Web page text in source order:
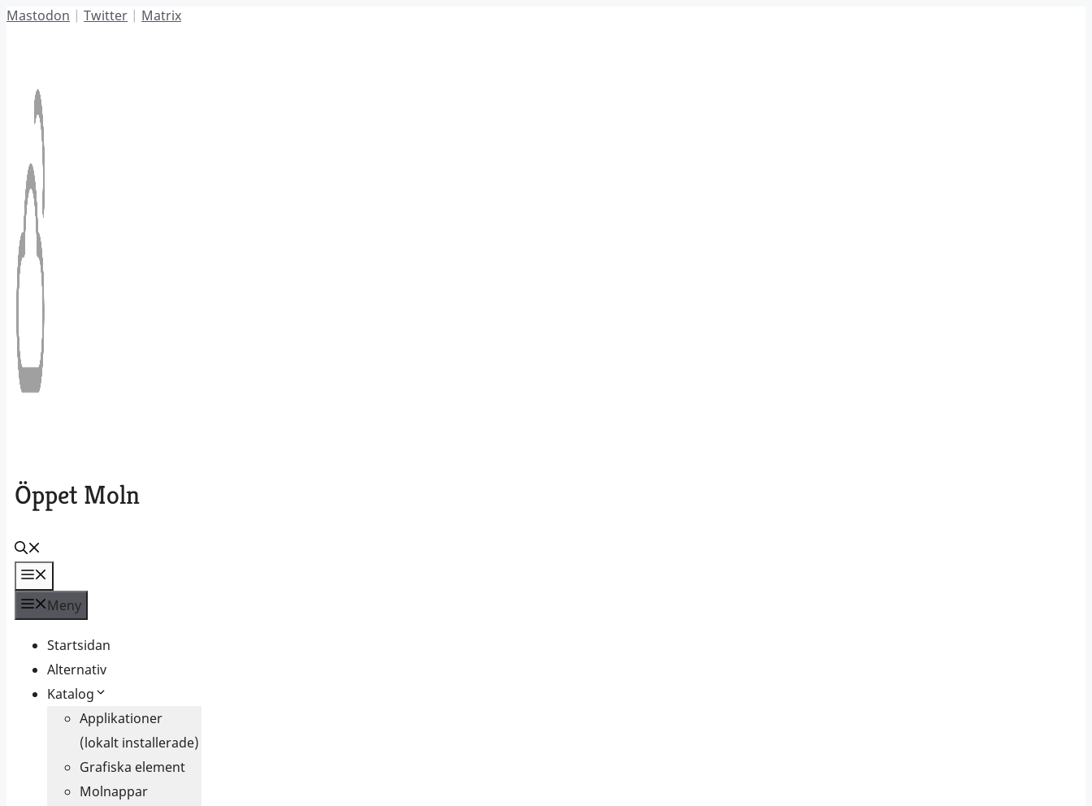
Hoppa
Mastodon | Twitter | Matrix
Öppet Moln
Meny
Startsidan
Alternativ
Katalog
Applikationer
(lokalt installerade)
Grafiska element
Molnappar